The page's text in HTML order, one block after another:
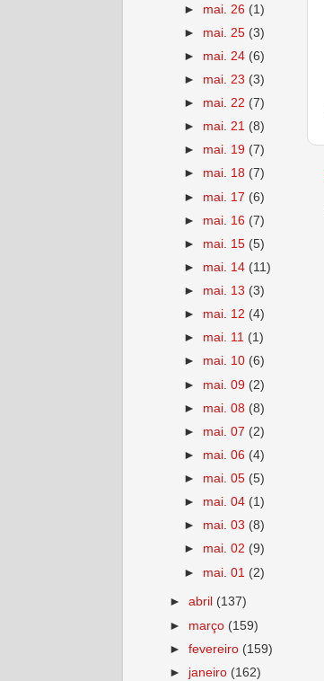
► mai. 26 (1)
► mai. 25 (3)
► mai. 24 (6)
► mai. 23 (3)
► mai. 22 (7)
► mai. 21 (8)
► mai. 19 (7)
► mai. 18 (7)
► mai. 17 (6)
► mai. 16 (7)
► mai. 15 (5)
► mai. 14 (11)
► mai. 13 (3)
► mai. 12 (4)
► mai. 11 (1)
► mai. 10 (6)
► mai. 09 (2)
► mai. 08 (8)
► mai. 07 (2)
► mai. 06 (4)
► mai. 05 (5)
► mai. 04 (1)
► mai. 03 (8)
► mai. 02 (9)
► mai. 01 (2)
►abril (137)
► março (159)
►fevereiro (159)
► janeiro (162)